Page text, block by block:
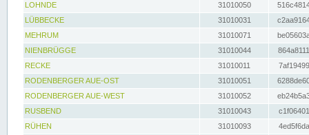
LOHNDE
31010050
LÜBBECKE
31010031
MEHRUM
31010071
NIENBRÜGGE
31010044
RECKE
31010011
RODENBERGER AUE-OST
31010051
RODENBERGER AUE-WEST
31010052
RUSBEND
31010043
RÜHEN
31010093